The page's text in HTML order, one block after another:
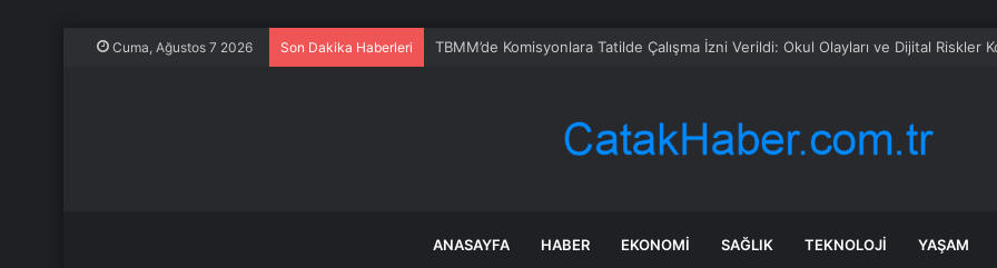
Cuma, Ağustos 7 2026 Son Dakika Haberleri Murat Ongun CHP’den istifa etti
ANASAYFA HABER EKONOMI SAĞLIK TEKNOLOJI YAŞAM